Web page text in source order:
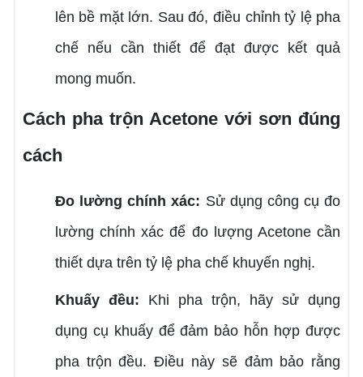
lên bề mặt lớn. Sau đó, điều chỉnh tỷ lệ pha
chế nếu cần thiết để đạt được kết quả
mong muốn.
Cách pha trộn Acetone với sơn đúng
cách
Đo lường chính xác: Sử dụng công cụ đo
lường chính xác để đo lượng Acetone cần
thiết dựa trên tỷ lệ pha chế khuyến nghị.
Khuấy đều: Khi pha trộn, hãy sử dụng
dụng cụ khuấy để đảm bảo hỗn hợp được
pha trộn đều. Điều này sẽ đảm bảo rằng